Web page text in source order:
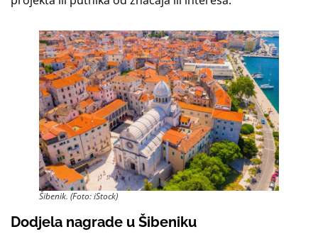
Šibenik. (Foto: iStock)
Dodjela nagrade u Šibeniku